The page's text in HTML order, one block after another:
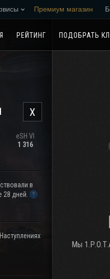
Премиум магазин
РЕЙТИНГ ПОДОБРАТЬ
X
eSH VI
1 316
в
28 дней.
Мы